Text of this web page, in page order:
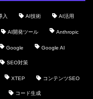
入 AI技術 AI活用
AI開発ツール Anthropic
Google Google AI
SEO対策
XTEP コンテンツSEO
コード生成